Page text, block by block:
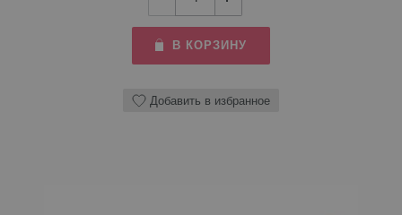
В КОРЗИНУ
Добавить в избранное